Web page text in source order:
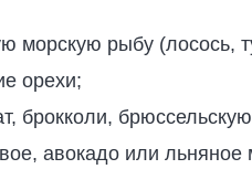
морскую рыбу (лосось,
орехи;
брокколи, брюссельскую
авокадо или льняное